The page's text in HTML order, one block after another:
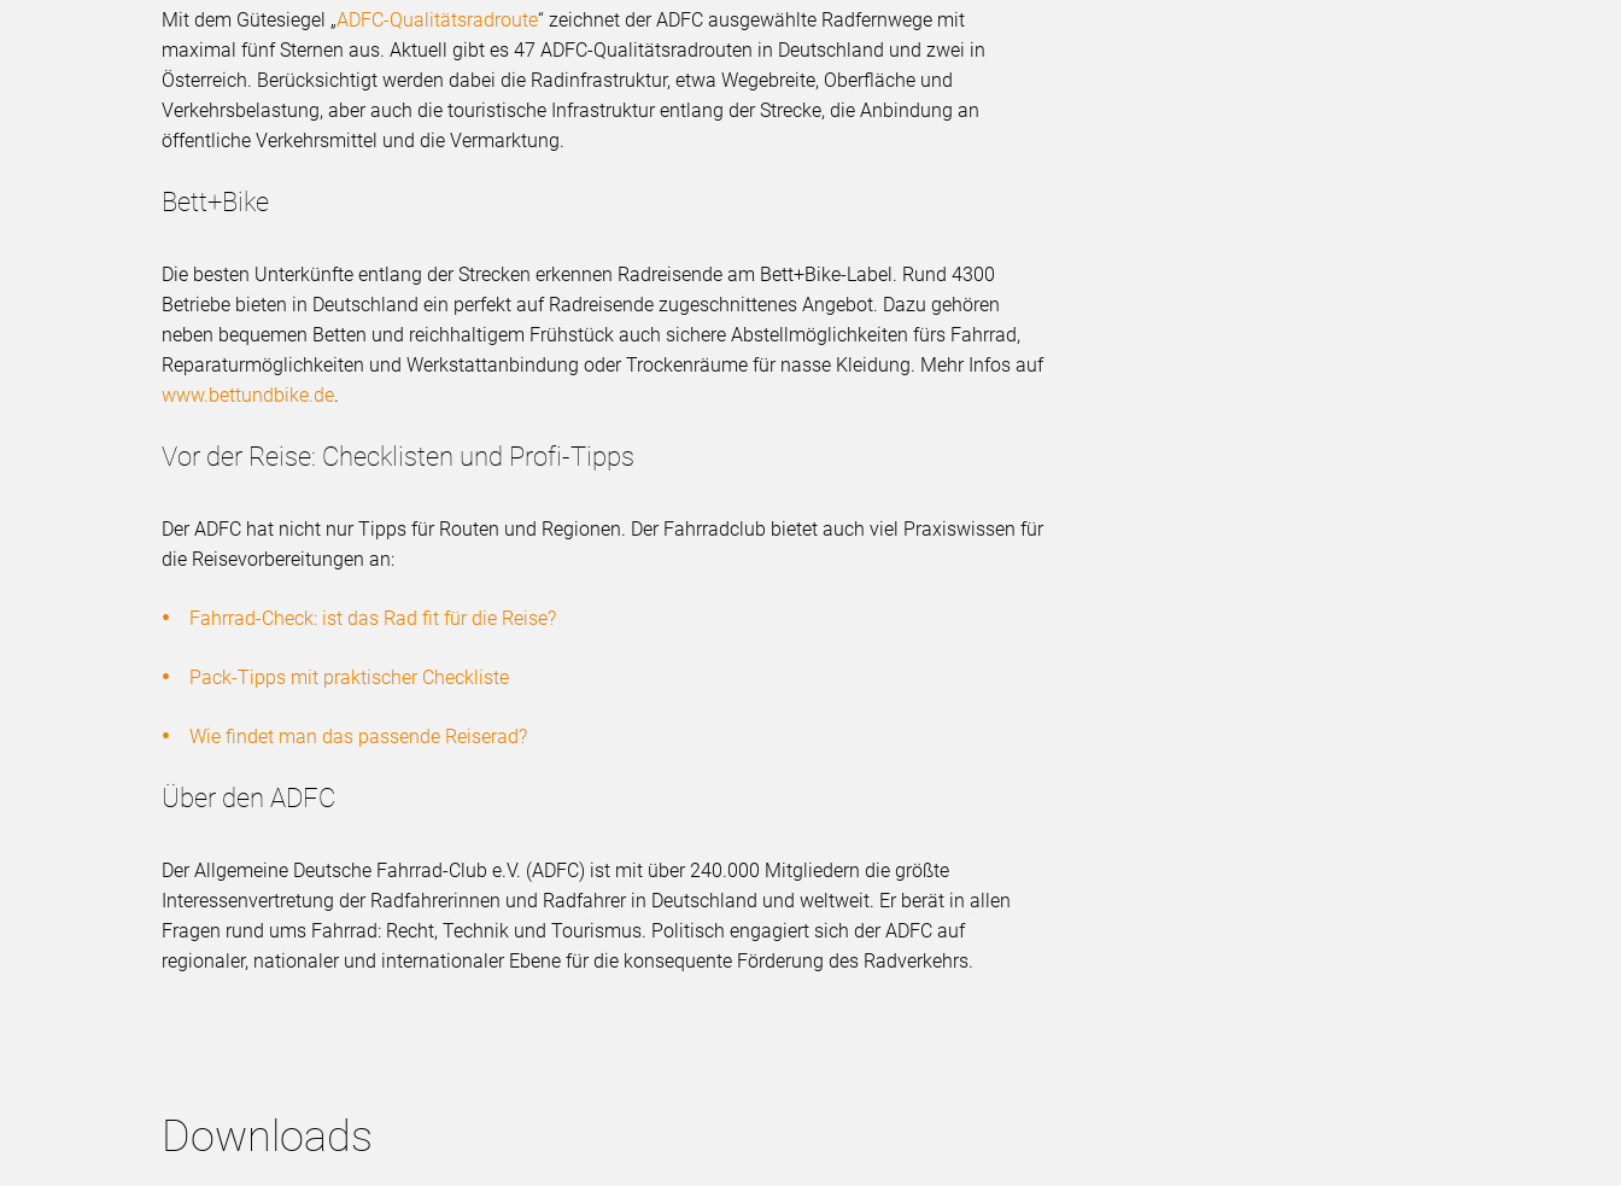
Mit dem Gütesiegel „ADFC-Qualitätsradroute“ zeichnet der ADFC ausgewählte Radfernwege mit
maximal fünf Sternen aus. Aktuell gibt es 47 ADFC-Qualitätsradrouten in Deutschland und zwei in
Österreich. Berücksichtigt werden dabei die Radinfrastruktur, etwa Wegebreite, Oberfläche und
Verkehrsbelastung, aber auch die touristische Infrastruktur entlang der Strecke, die Anbindung an
öffentliche Verkehrsmittel und die Vermarktung.
Bett+Bike
Die besten Unterkünfte entlang der Strecken erkennen Radreisende am Bett+Bike-Label. Rund 4300
Betriebe bieten in Deutschland ein perfekt auf Radreisende zugeschnittenes Angebot. Dazu gehören
neben bequemen Betten und reichhaltigem Frühstück auch sichere Abstellmöglichkeiten fürs Fahrrad,
Reparaturmöglichkeiten und Werkstattanbindung oder Trockenräume für nasse Kleidung. Mehr Infos auf
www.bettundbike.de.
Vor der Reise: Checklisten und Profi-Tipps
Der ADFC hat nicht nur Tipps für Routen und Regionen. Der Fahrradclub bietet auch viel Praxiswissen für
die Reisevorbereitungen an:
Fahrrad-Check: ist das Rad fit für die Reise?
Pack-Tipps mit praktischer Checkliste
Wie findet man das passende Reiserad?
Über den ADFC
Der Allgemeine Deutsche Fahrrad-Club e.V. (ADFC) ist mit über 240.000 Mitgliedern die größte
Interessenvertretung der Radfahrerinnen und Radfahrer in Deutschland und weltweit. Er berät in allen
Fragen rund ums Fahrrad: Recht, Technik und Tourismus. Politisch engagiert sich der ADFC auf
regionaler, nationaler und internationaler Ebene für die konsequente Förderung des Radverkehrs.
Downloads